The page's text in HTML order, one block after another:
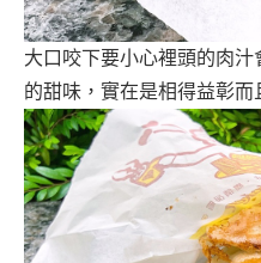
大口咬下要小心裡頭的肉
的甜味，實在是相得益彰而